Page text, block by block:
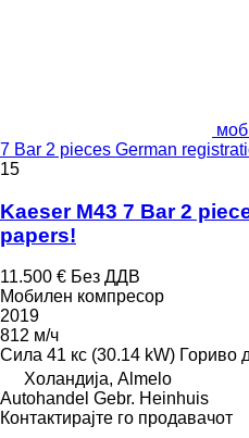
7 Bar 2 pieces German
15
Kaeser M43 7 Bar 2
papers!
11.500 € Без ДДВ
Мобилен компресор
2019
812 м/ч
Сила 41 кс (30.14 kW) Гориво
Холандија, Almelo
Autohandel Gebr. Heinhuis
Контактирајте го продавачот